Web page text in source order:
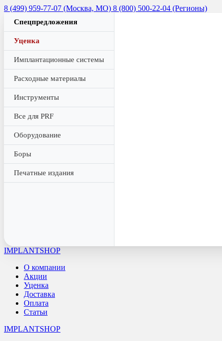
8 (499) 959-77-07 (Москва, МО) 8 (800) 500-22-04 (Регионы)
Спецпредложения
Уценка
Имплантационные системы
Расходные материалы
Инструменты
Все для PRF
Оборудование
Боры
Печатные издания
IMPLANTSHOP
О компании
Акции
Уценка
Доставка
Оплата
Статьи
IMPLANTSHOP